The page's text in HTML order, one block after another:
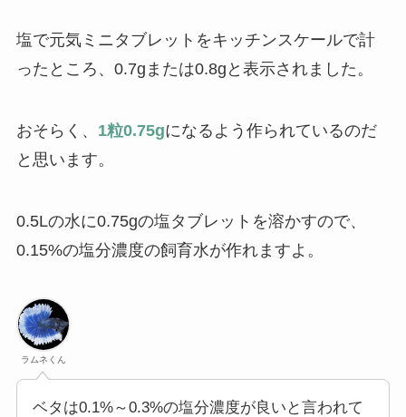
塩で元気ミニタブレットをキッチンスケールで計
ったところ、0.7gまたは0.8gと表示されました。
おそらく、 1粒0.75gになるよう作られているのだ
と思います。
0.5Lの水に0.75gの塩タブレットを溶かすので、
0.15%の塩分濃度の飼育水が作れますよ。
ラムネくん
ベタは0.1%～0.3%の塩分濃度が良いと言われて